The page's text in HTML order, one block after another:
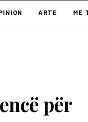
ARTE ME
për